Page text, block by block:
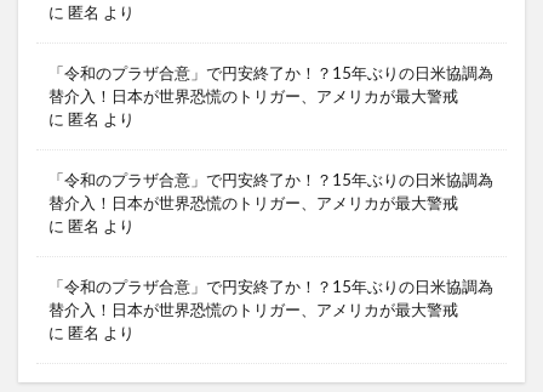
に 匿名 より
「令和のプラザ合意」で円安終了か！？15年ぶりの日米協調為
替介入！日本が世界恐慌のトリガー、アメリカが最大警戒
に 匿名 より
「令和のプラザ合意」で円安終了か！？15年ぶりの日米協調為
替介入！日本が世界恐慌のトリガー、アメリカが最大警戒
に 匿名 より
「令和のプラザ合意」で円安終了か！？15年ぶりの日米協調為
替介入！日本が世界恐慌のトリガー、アメリカが最大警戒
に 匿名 より